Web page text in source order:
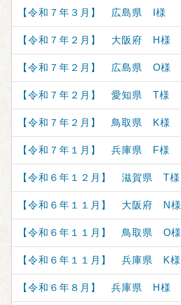
【令和７年３月】 広島県 I様
【令和７年２月】 大阪府 H様
【令和７年２月】 広島県 O様
【令和７年２月】 愛知県 T様
【令和７年２月】 鳥取県 K様
【令和７年１月】 兵庫県 F様
【令和６年１２月】 滋賀県 T様
【令和６年１１月】 大阪府 N様
【令和６年１１月】 鳥取県 O様
【令和６年１１月】 兵庫県 K様
【令和６年８月】 兵庫県 H様